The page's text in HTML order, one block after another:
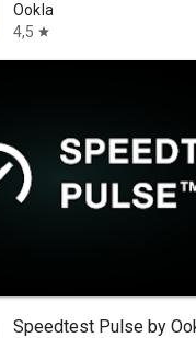
Ookla
4,5 star
Speedtest Pulse by